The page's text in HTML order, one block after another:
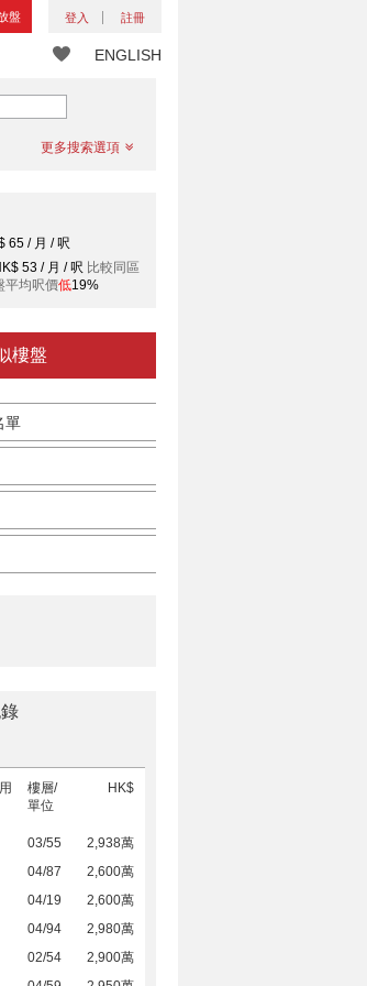
盤 登入 註冊
ENGLISH
更多搜索選項
65 / 月 / 呎
53 / 月 / 呎 比較同區
平均呎價低19%
樓盤
單
樓層/
單位
HK$
03/55
2,938萬
04/87
2,600萬
04/19
2,600萬
04/94
2,980萬
02/54
2,900萬